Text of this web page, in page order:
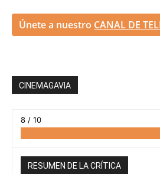
Únete a nuestro CANAL DE
CINEMAGAVIA
8 / 10
RESUMEN DE LA CRÍTICA